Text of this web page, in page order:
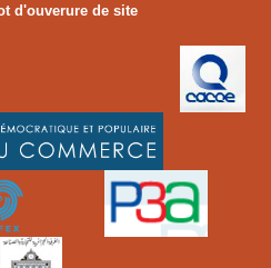
d'ouverure de site